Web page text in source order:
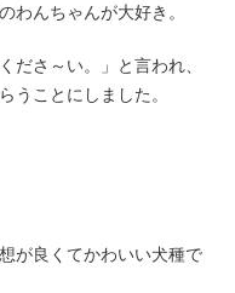
わんちゃんが大好き。
ださ～い。」と言われ、
うことにしました。
が良くてかわいい犬種で